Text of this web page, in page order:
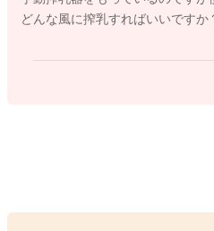
どんな風に搾乳すればいいですか